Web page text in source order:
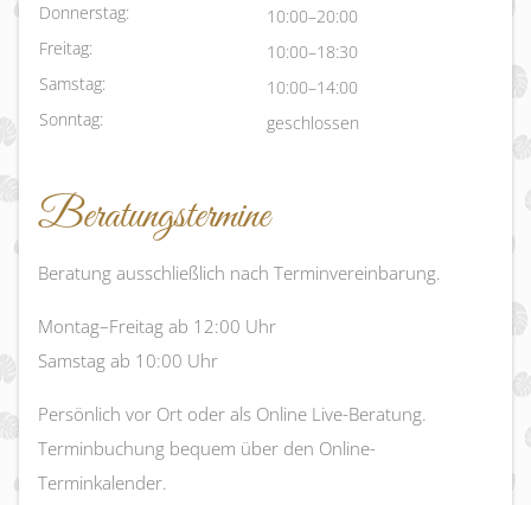
Donnerstag:
10:00–20:00
Freitag:
10:00–18:30
Samstag:
10:00–14:00
Sonntag:
geschlossen
Beratungstermine
Beratung ausschließlich nach Terminvereinbarung.
Montag–Freitag ab 12:00 Uhr
Samstag ab 10:00 Uhr
Persönlich vor Ort oder als Online Live-Beratung.
Terminbuchung bequem über den Online-
Terminkalender.